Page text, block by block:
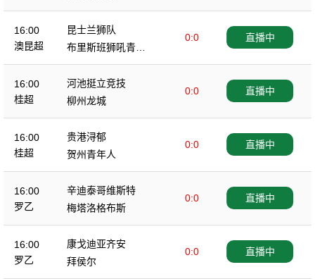
16:00
澳昆超
昆士兰狮队
0:0
布里斯班狮吼青年
队
直播中
16:00
桂超
河池挺立竞技
0:0
柳州龙城
直播中
16:00
桂超
贵港浔郁
0:0
贺州青年人
直播中
16:00
罗乙
辛迪泰哥维斯特
0:0
梅塔洛格布斯
直播中
16:00
罗乙
康戈迪亚齐安
0:0
拜侯尔
直播中